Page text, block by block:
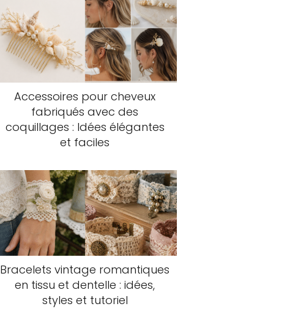
Accessoires pour cheveux
fabriqués avec des
coquillages : Idées élégantes
et faciles
Bracelets vintage romantiques
en tissu et dentelle : idées,
styles et tutoriel